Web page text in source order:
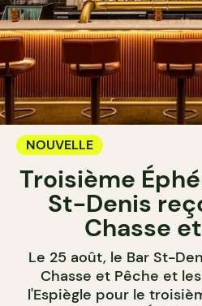
NOUVELLE
Troisième
St-Denis
Chasse
Le 25 août, le Bar St-
Chasse et Pêche et
l'Espiègle pour le